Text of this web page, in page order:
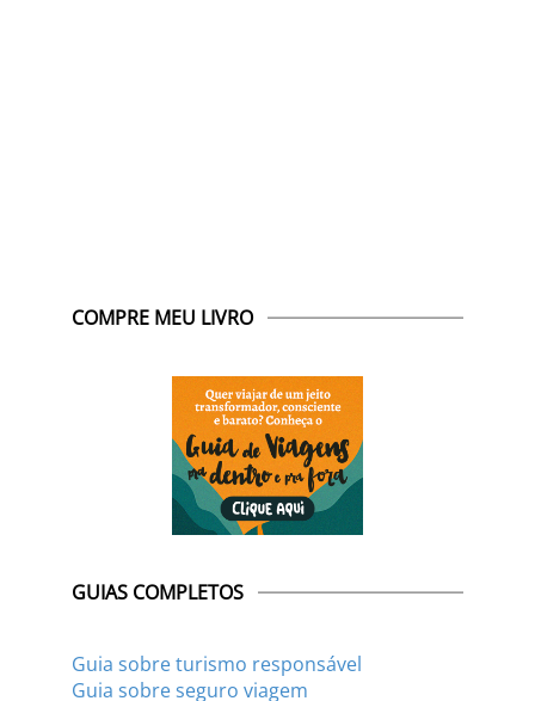
COMPRE MEU LIVRO
GUIAS COMPLETOS
Guia sobre turismo responsável
Guia sobre seguro viagem